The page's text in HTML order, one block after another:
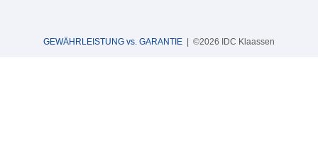
GEWÄHRLEISTUNG vs. GARANTIE | ©2026 IDC Klaassen